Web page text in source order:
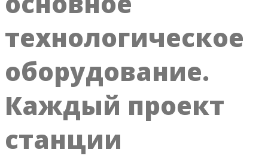
технологическое
оборудование.
Каждый проект
станции